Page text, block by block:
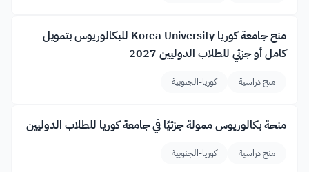
منح جامعة كوريا Korea University للبكالوريوس بتمويل
كامل أو جزئي للطلاب الدوليين 2027
منح دراسية كوريا-الجنوبية
منحة بكالوريوس ممولة جزئيًا في جامعة كوريا للطلاب الدوليين
منح دراسية كوريا-الجنوبية